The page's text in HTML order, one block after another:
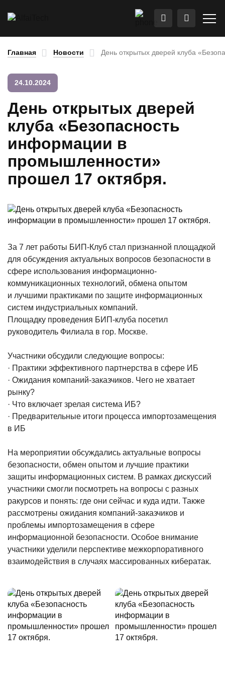
Главная Новости День открытых дверей клуба
24.10.2024
День открытых дверей
клуба «Безопасность
информации в
промышленности»
прошел 17 октября.
За 7 лет работы БИП-Клуб стал признанной площадкой
для обсуждения актуальных вопросов безопасности в
сфере использования информационно-
коммуникационных технологий, обмена опытом
и лучшими практиками по защите информационных
систем индустриальных компаний.
Площадку проведения БИП-клуба посетил
руководитель Филиала в гор. Москве.
Участники обсудили следующие вопросы:
· Практики эффективного партнерства в сфере ИБ
· Ожидания компаний-заказчиков. Чего не хватает
рынку?
· Что включает зрелая система ИБ?
· Предварительные итоги процесса импортозамещения
в ИБ
На мероприятии обсуждались актуальные вопросы
безопасности, обмен опытом и лучшие практики
защиты информационных систем. В рамках дискуссий
участники смогли посмотреть на вопросы с разных
ракурсов и понять: где они сейчас и куда идти. Также
рассмотрены ожидания компаний-заказчиков и
проблемы импортозамещения в сфере
информационной безопасности. Особое внимание
участники уделили перспективе межкорпоративного
взаимодействия в случаях массированных кибератак.